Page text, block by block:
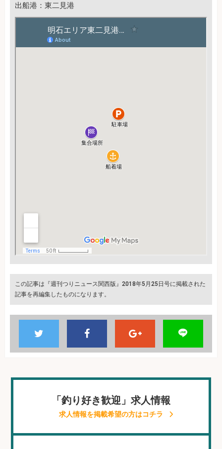
出船港：東二見港
この記事は『週刊つりニュース関西版』2018年5月25日号に掲載された
記事を再編集したものになります。
「釣り好き歓迎」求人情報
求人情報を掲載希望の方はコチラ